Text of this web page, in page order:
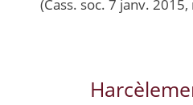
(Cass. soc. 7 janv.